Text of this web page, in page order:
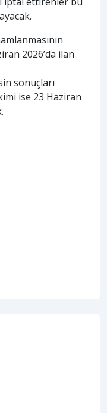
2026’da ilan
sonuçları
ise 23 Haziran